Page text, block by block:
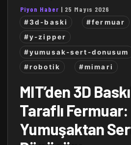
Piyon Haber | 25 Mayıs 2026
#3d-baski #fermuar
#y-zipper
#yumusak-sert-donusum
#robotik
#mimari
MIT’den 3D
Taraflı Fermuar:
Yumuşaktan